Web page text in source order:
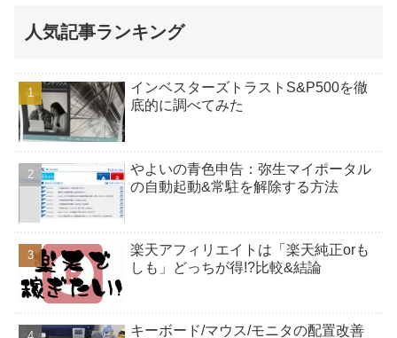
人気記事ランキング
インベスターズトラストS&P500を徹
底的に調べてみた
やよいの青色申告：弥生マイポータル
の自動起動&常駐を解除する方法
楽天アフィリエイトは「楽天純正orも
しも」どっちが得!?比較&結論
キーボード/マウス/モニタの配置改善